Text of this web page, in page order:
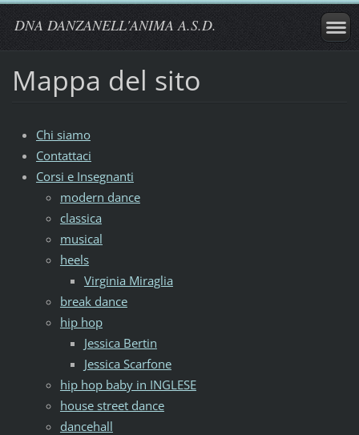
DNA DANZANELL'ANIMA A.S.D.
Mappa del sito
Chi siamo
Contattaci
Corsi e Insegnanti
modern dance
classica
musical
heels
Virginia Miraglia
break dance
hip hop
Jessica Bertin
Jessica Scarfone
hip hop baby in INGLESE
house street dance
dancehall